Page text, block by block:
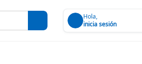
Hola,
inicia sesión